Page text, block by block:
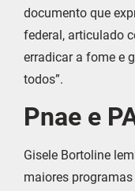
documento que
federal, articulado
erradicar a fome e
todos”.
Pnae e
Gisele Bortoline
maiores